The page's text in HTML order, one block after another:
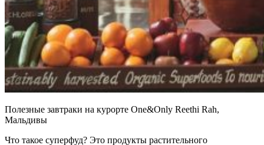
Полезные завтраки на курорте One&Only Reethi Rah,
Мальдивы
Что такое суперфуд? Это продукты растительного